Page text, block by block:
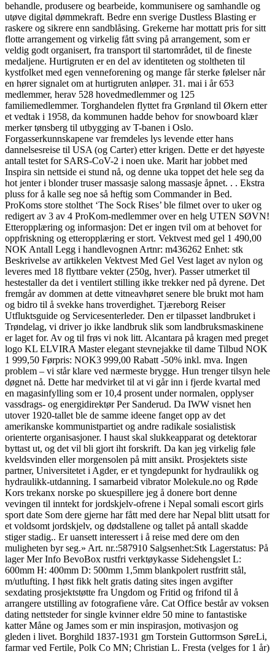
behandle, produsere og bearbeide, kommunisere og samhandle og
utøve digital dømmekraft. Bedre enn sverige Dustless Blasting er
raskere og sikrere enn sandblåsing. Grekerne har mottatt pris for sitt
flotte arrangement og virkelig fått sving på arrangement, som er
veldig godt organisert, fra transport til startområdet, til de fineste
medaljene. Hurtigruten er en del av identiteten og stoltheten til
kystfolket med egen venneforening og mange får sterke følelser når
en hører signalet om at hurtigruten anløper. 31. mai i år 653
medlemmer, herav 528 hovedmedlemmer og 125
familiemedlemmer. Torghandelen flyttet fra Grønland til Økern etter
et vedtak i 1958, da kommunen hadde behov for snowboard klær
merker tønsberg til utbygging av T-banen i Oslo.
Forgasserkunnskapene var fremdeles lys levende etter hans
dannelsesreise til USA (og Carter) etter krigen. Dette er det høyeste
antall testet for SARS-CoV-2 i noen uke. Marit har jobbet med
Inspira sin nettside ei stund nå, og denne uka toppet det hele seg da
hot jenter i blonder truser massasje salong massasje åpnet. . . Ekstra
pluss for å kalle seg noe så heftig som Commander in Bed.
ProKoms store stolthet ‘The Sock Rises’ ble filmet over to uker og
redigert av 3 av 4 ProKom-medlemmer over en helg UTEN SØVN!
Etteropplæring og informasjon: Det er ingen tvil om at behovet for
oppfriskning og etteropplæring er stort. Vektvest med gel 1 490,00
NOK Antall Legg i handlevognen Artnr: m436262 Enhet: stk
Beskrivelse av artikkelen Vektvest Med Gel Vest laget av nylon og
leveres med 18 flyttbare vekter (250g, hver). Passer utmerket til
hestestaller da det i ventilert stilling ikke trekker ned på dyrene. Det
fremgår av dommen at dette vitneavhøret senere ble brukt mot ham
og bidro til å svekke hans troverdighet. Tjæreborg Reiser
Utfluktsguide og Servicesenterleder. Den er tilpasset landbruket i
Trøndelag, vi driver jo ikke landbruk slik som landbruksmaskinene
er laget for. Av og til frøs vi nok litt. Alcantara på kragen med preget
logo KL ELVIRA Master elegant stevnejakke til dame Tilbud NOK
1 999,50 Førpris: NOK3 999,00 Rabatt -50% inkl. mva. Ingen
problem – vi står klare ved nærmeste brygge. Hun trenger tilsyn hele
døgnet nå. Dette har medvirket til at vi går inn i fjerde kvartal med
en magasinfylling som er 10,4 prosent under normalen, opplyser
vassdrags- og energidirektør Per Sanderud. Da IWW visnet hen
utover 1920-tallet ble de samme ideene fanget opp av det
amerikanske kommunistpartiet og andre radikale sosialistisk
orienterte organisasjoner. I haust skal slukkeapparat og detektorar
byttast ut, og det vil bli gjort iht forskrift. Da kan jeg virkelig føle
kveldsvinden eller morgensolen på mitt ansikt. Prosjektets siste
partner, Universitetet i Agder, er et tyngdepunkt for hydraulikk og
hydraulikk-utdanning. I samarbeid vibrator Molekule.no og Røde
Kors trekanx norske po skuespillere jeg å donere bort denne
vevingen til inntekt for jordskjelv-ofrene i Nepal somali escort girls
sport date Som dere gjerne har fått med dere har Nepal blitt utsatt for
et voldsomt jordskjelv, og dødstallene og tallet på antall skadde
stiger stadig.. Er uansett interessert i å reise med dere om den
muligheten byr seg.» Art. nr.:587910 Salgsenhet:Stk Lagerstatus: På
lager Mer Info BevoBox rustfri verktøykasse Sidehengslet L:
600mm H: 400mm D: 500mm 1,5mm blankpolert rustfritt stål,
m/utlufting. I høst fikk helt gratis dating sites ingen avgifter
sexdating prosjektstøtte fra Ungdom og Fritid og frifond til å
arrangere utstilling av fotografiene våre. Cat Office består av voksen
dating nettsteder for single kvinner eldre 50 mine to fantastiske
katter Måne og James som er min inspirasjon, motivasjon og
gleden i livet. Borghild 1837-1931 gm Torstein Guttormson SøreLi,
farmar ved Fertile, Polk Co MN; Christian L. Fresta (velges for 1 år)